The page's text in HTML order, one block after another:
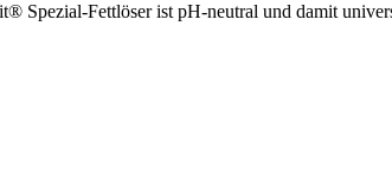
Fettlöser ist pH-neutral und damit